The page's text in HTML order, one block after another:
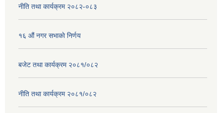
नीति तथा कार्यक्रम २०८२-०८३
१६ ‌औं नगर सभाकाे निर्णय
बजेट तथा कार्यक्रम २०८१/०८२
नीति तथा कार्यक्रम २०८१/०८२